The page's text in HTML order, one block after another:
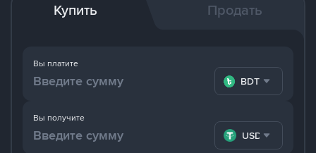
Купить Продать
Вы платите
BDT
Вы получите
USDT